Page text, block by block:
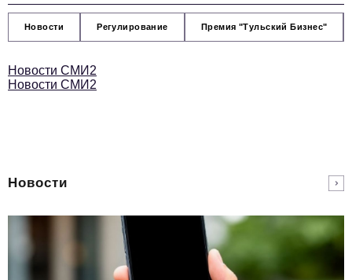
Новости Регулирование Премия "Тульский Бизнес"
Новости СМИ2
Новости СМИ2
Новости